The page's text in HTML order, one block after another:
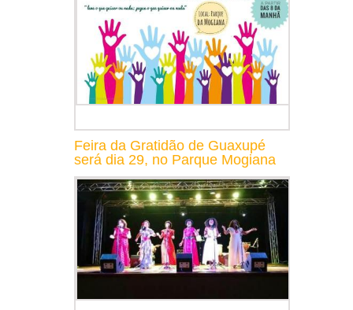
Feira da Gratidão de Guaxupé
será dia 29, no Parque Mogiana